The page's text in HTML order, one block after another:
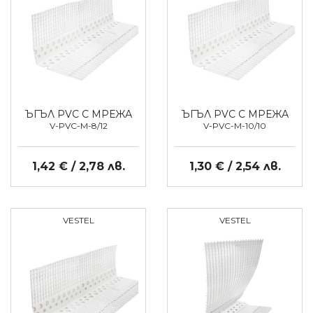
ЪГЪЛ PVC С МРЕЖА
V-PVC-M-8/12
1,42 € / 2,78 лв.
ЪГЪЛ PVC С МРЕЖА
V-PVC-M-10/10
1,30 € / 2,54 лв.
VESTEL VESTEL